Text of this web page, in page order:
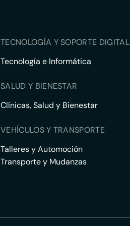
TECNOLOGÍA Y SOPORTE DIGITAL
Tecnología e Informática
SALUD Y BIENESTAR
Clínicas, Salud y Bienestar
VEHÍCULOS Y TRANSPORTE
Talleres y Automoción
Transporte y Mudanzas